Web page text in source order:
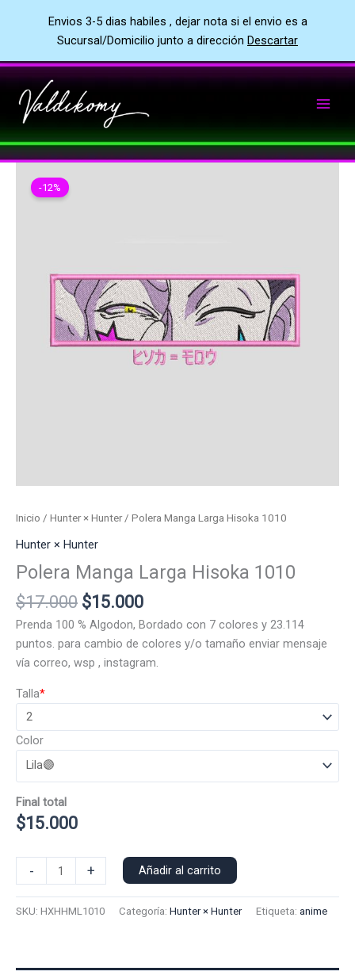
Envios 3-5 dias habiles , dejar nota si el envio es a
Sucursal/Domicilio junto a dirección Descartar
al
contenido
-12%
Inicio / Hunter × Hunter/ Polera Manga Larga Hisoka 1010
Hunter × Hunter
Polera Manga Larga Hisoka 1010
$17.000 El
precio
original
era:
$15.000El
precio
actual
es:
Prenda 100 % Algodon, Bordado con 7 colores y 23.114
puntos. para cambio de colores y/o tamaño enviar mensaje
vía correo, wsp , instagram.
*
Talla
Color
Final total
$15.000
-
Manga
+ Añadir al carrito
SKU: HXHHML1010 Categoría: Hunter × Hunter Etiqueta: anime